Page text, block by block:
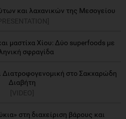
και λαχανικών της Μεσογείου
μαστίχα Χίου: Δύο superfoods με
σφραγίδα
Διατροφογενομική στο Σακχαρώδη
Διαβήτη
[VIDEO]
στη διαχείριση βάρους και